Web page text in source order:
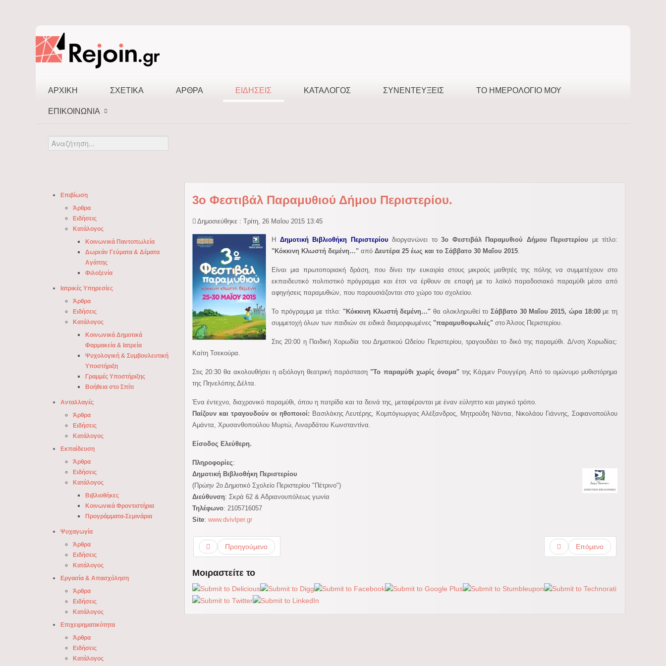
ΑΡΧΙΚΉ ΣΧΕΤΙΚΆ ΆΡΘΡΑ ΕΙΔΉΣΕΙΣ ΚΑΤΆΛΟΓΟΣ ΣΥΝΕΝΤΕΎΞΕΙΣ ΤΟ ΗΜΕΡΟΛΌΓΙΌ ΜΟΥ
ΕΠΙΚΟΙΝΩΝΊΑ
Αναζήτηση...
3ο Φεστιβάλ Παραμυθιού Δήμου Περιστερίου.
Δημοσιεύθηκε : Τρίτη, 26 Μαΐου 2015 13:45
Η Δημοτική Βιβλιοθήκη Περιστερίου διοργανώνει το 3ο Φεστιβάλ Παραμυθιού Δήμου Περιστερίου με τίτλο:
"Κόκκινη Κλωστή δεμένη…" από Δευτέρα 25 έως και το Σάββατο 30 Μαΐου 2015.
Είναι μια πρωτοποριακή δράση, που δίνει την ευκαιρία στους μικρούς μαθητές της πόλης να συμμετέχουν στο
εκπαιδευτικό πολιτιστικό πρόγραμμα και έτσι να έρθουν σε επαφή με το λαϊκό παραδοσιακό παραμύθι μέσα από
αφηγήσεις παραμυθιών, που παρουσιάζονται στο χώρο του σχολείου.
Το πρόγραμμα με τίτλο: "Κόκκινη Κλωστή δεμένη…" θα ολοκληρωθεί τοΣάββατο 30 Μαΐου 2015, ώρα 18:00με τη
συμμετοχή όλων των παιδιών σε ειδικά διαμορφωμένες "παραμυθοφωλιές" στο Άλσος Περιστερίου.
Στις 20:00 η Παιδική Χορωδία του Δημοτικού Ωδείου Περιστερίου, τραγουδάει το δικό της παραμύθι. Δ/νση Χορωδίας:
Καίτη Τσεκούρα.
Στις 20:30 θα ακολουθήσει η αξιόλογη θεατρική παράσταση "Το παραμύθι χωρίς όνομα"της Κάρμεν Ρουγγέρη. Από το ομώνυμο μυθιστόρημα
της Πηνελόπης Δέλτα.
Ένα έντεχνο, διαχρονικό παραμύθι, όπου η πατρίδα και τα δεινά της, μεταφέρονται με έναν εύληπτο και μαγικό τρόπο.
Παίζουν και τραγουδούν οι ηθοποιοί: Βασιλάκης Λευτέρης, Κομπόγιωργας Αλέξανδρος, Μητρούδη Νάντια, Νικολάου Γιάννης, Σοφιανοπούλου
Αμάντα, Χρυσανθοπούλου Μυρτώ, Λιναρδάτου Κωνσταντίνα.
Είσοδος Ελεύθερη.
Πληροφορίες:
Δημοτική Βιβλιοθήκη Περιστερίου
(Πρώην 2ο Δημοτικό Σχολείο Περιστερίου "Πέτρινο")
Διεύθυνση: Σκρά 62 & Αδριανουπόλεως γωνία
Τηλέφωνο: 2105716057
Site: www.dvivlper.gr
Προηγούμενο Επόμενο
Μοιραστείτε το
Επιβίωση
Άρθρα
Ειδήσεις
Κατάλογος
Κοινωνικά Παντοπωλεία
Δωρεάν Γεύματα & Δέματα
Αγάπης
Φιλοξενία
Ιατρικές Υπηρεσίες
Άρθρα
Ειδήσεις
Κατάλογος
Κοινωνικά Δημοτικά
Φαρμακεία & Ιατρεία
Ψυχολογική & Συμβουλευτική
Υποστήριξη
Γραμμές Υποστήριξης
Βοήθεια στο Σπίτι
Ανταλλαγές
Άρθρα
Ειδήσεις
Κατάλογος
Εκπαίδευση
Άρθρα
Ειδήσεις
Κατάλογος
Βιβλιοθήκες
Κοινωνικά Φροντιστήρια
Προγράμματα-Σεμινάρια
Ψυχαγωγία
Άρθρα
Ειδήσεις
Κατάλογος
Εργασία & Απασχόληση
Άρθρα
Ειδήσεις
Κατάλογος
Επιχειρηματικότητα
Άρθρα
Ειδήσεις
Κατάλογος